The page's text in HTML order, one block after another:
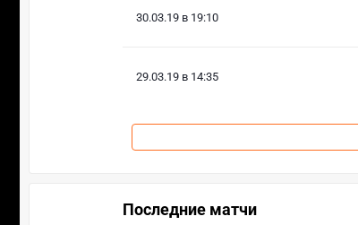
30.03.19 в 19:10
29.03.19 в 14:35
Последние матчи